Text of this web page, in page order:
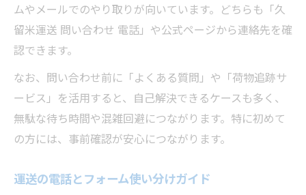
ムやメールでのやり取りが向いています。どちらも「久
留米運送 問い合わせ 電話」や公式ページから連絡先を確
認できます。
なお、問い合わせ前に「よくある質問」や「荷物追跡サ
ービス」を活用すると、自己解決できるケースも多く、
無駄な待ち時間や混雑回避につながります。特に初めて
の方には、事前確認が安心につながります。
運送の電話とフォーム使い分けガイド